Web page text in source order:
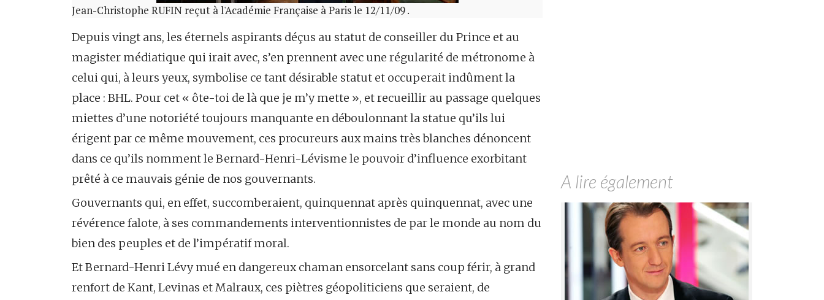
Jean-Christophe RUFIN reçut à l'Académie Française à Paris le 12/11/09 .
Depuis vingt ans, les éternels aspirants déçus au statut de conseiller du Prince et au
magister médiatique qui irait avec, s’en prennent avec une régularité de métronome à
celui qui, à leurs yeux, symbolise ce tant désirable statut et occuperait indûment la
place : BHL. Pour cet « ôte-toi de là que je m’y mette », et recueillir au passage quelques
miettes d’une notoriété toujours manquante en déboulonnant la statue qu’ils lui
érigent par ce même mouvement, ces procureurs aux mains très blanches dénoncent
dans ce qu’ils nomment le Bernard-Henri-Lévisme le pouvoir d’influence exorbitant
prêté à ce mauvais génie de nos gouvernants.
Gouvernants qui, en effet, succomberaient, quinquennat après quinquennat, avec une
révérence falote, à ses commandements interventionnistes de par le monde au nom du
bien des peuples et de l’impératif moral.
Et Bernard-Henri Lévy mué en dangereux chaman ensorcelant sans coup férir, à grand
renfort de Kant, Levinas et Malraux, ces piètres géopoliticiens que seraient, de
A lire également